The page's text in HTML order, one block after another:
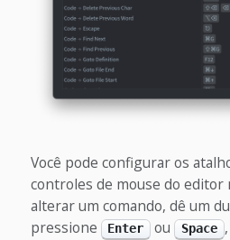
Você pode configurar os
controles de mouse do editor
alterar um comando, dê um
pressione
Enter ou Space